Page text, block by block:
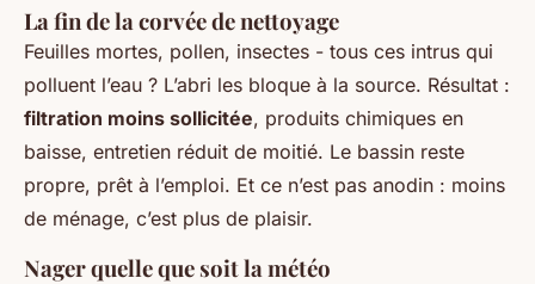
La fin de la corvée de nettoyage
Feuilles mortes, pollen, insectes - tous ces intrus qui
polluent l’eau ? L’abri les bloque à la source. Résultat :
filtration moins sollicitée, produits chimiques en
baisse, entretien réduit de moitié. Le bassin reste
propre, prêt à l’emploi. Et ce n’est pas anodin : moins
de ménage, c’est plus de plaisir.
Nager quelle que soit la météo